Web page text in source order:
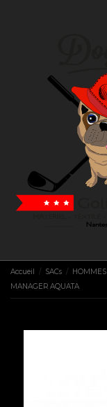
Accueil SACs HOMMES
MANAGER AQUATA